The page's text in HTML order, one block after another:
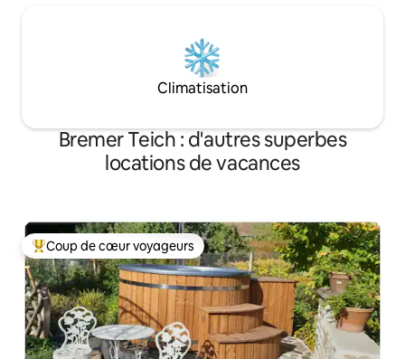
Climatisation
Bremer Teich : d'autres superbes
locations de vacances
Coups de cœur voyageurs les plus appréciés
Coup de cœur voyageurs